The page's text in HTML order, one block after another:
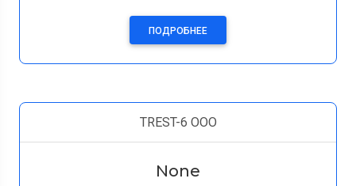
ПОДРОБНЕЕ
TREST-6 OOO
None